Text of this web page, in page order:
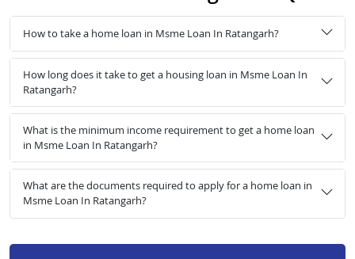
How to take a home loan in Msme Loan In Ratangarh?
How long does it take to get a housing loan in Msme Loan In
Ratangarh?
What is the minimum income requirement to get a home loan
in Msme Loan In Ratangarh?
What are the documents required to apply for a home loan in
Msme Loan In Ratangarh?